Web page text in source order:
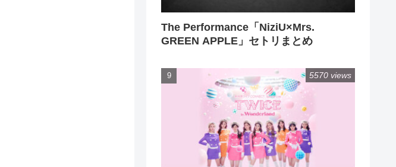
The Performance「NiziU×Mrs.
GREEN APPLE」セトリまとめ
5570 views